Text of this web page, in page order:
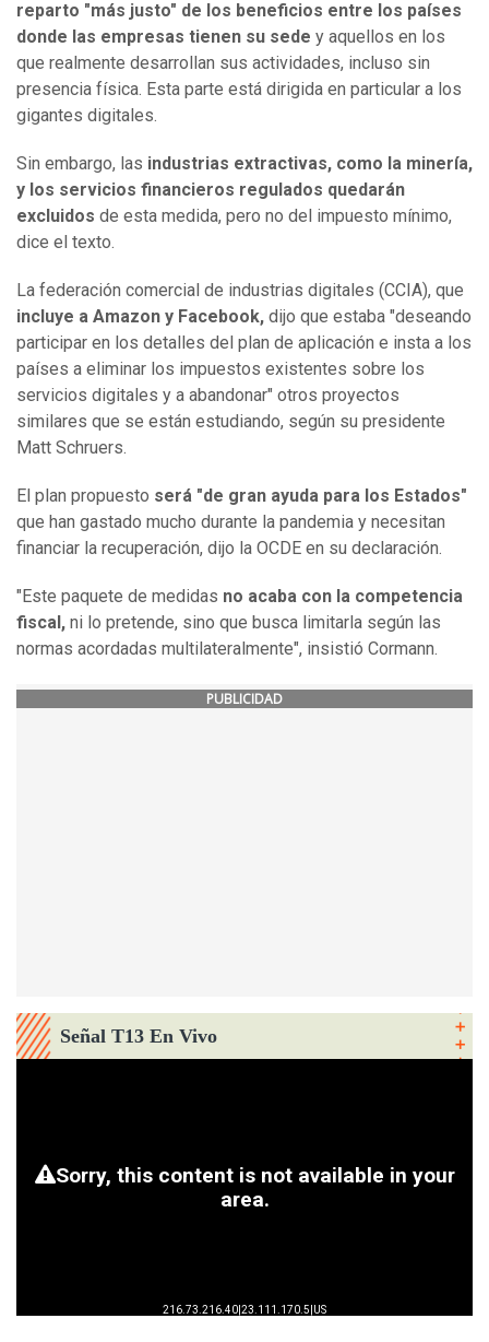
reparto "más justo" de los beneficios entre los países
donde las empresas tienen su sede y aquellos en los
que realmente desarrollan sus actividades, incluso sin
presencia física. Esta parte está dirigida en particular a los
gigantes digitales.
Sin embargo, las industrias extractivas, como la minería,
y los servicios financieros regulados quedarán
excluidos de esta medida, pero no del impuesto mínimo,
dice el texto.
La federación comercial de industrias digitales (CCIA), que
incluye a Amazon y Facebook, dijo que estaba "deseando
participar en los detalles del plan de aplicación e insta a los
países a eliminar los impuestos existentes sobre los
servicios digitales y a abandonar" otros proyectos
similares que se están estudiando, según su presidente
Matt Schruers.
El plan propuesto será "de gran ayuda para los Estados"
que han gastado mucho durante la pandemia y necesitan
financiar la recuperación, dijo la OCDE en su declaración.
"Este paquete de medidas no acaba con la competencia
fiscal, ni lo pretende, sino que busca limitarla según las
normas acordadas multilateralmente", insistió Cormann.
PUBLICIDAD
Señal T13 En Vivo